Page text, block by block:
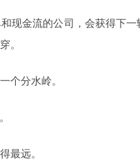
现金流的公司，会获得下
。
个分水岭。
最远。